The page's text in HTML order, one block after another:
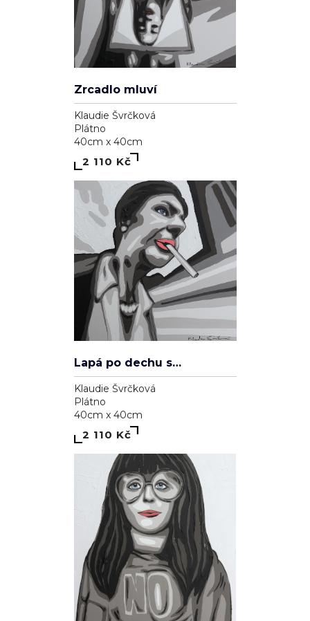
Zrcadlo mluví
Klaudie Švrčková
Plátno
40cm x 40cm
2 110 Kč
Lapá po dechu skrz zničené plíce
Klaudie Švrčková
Plátno
40cm x 40cm
2 110 Kč